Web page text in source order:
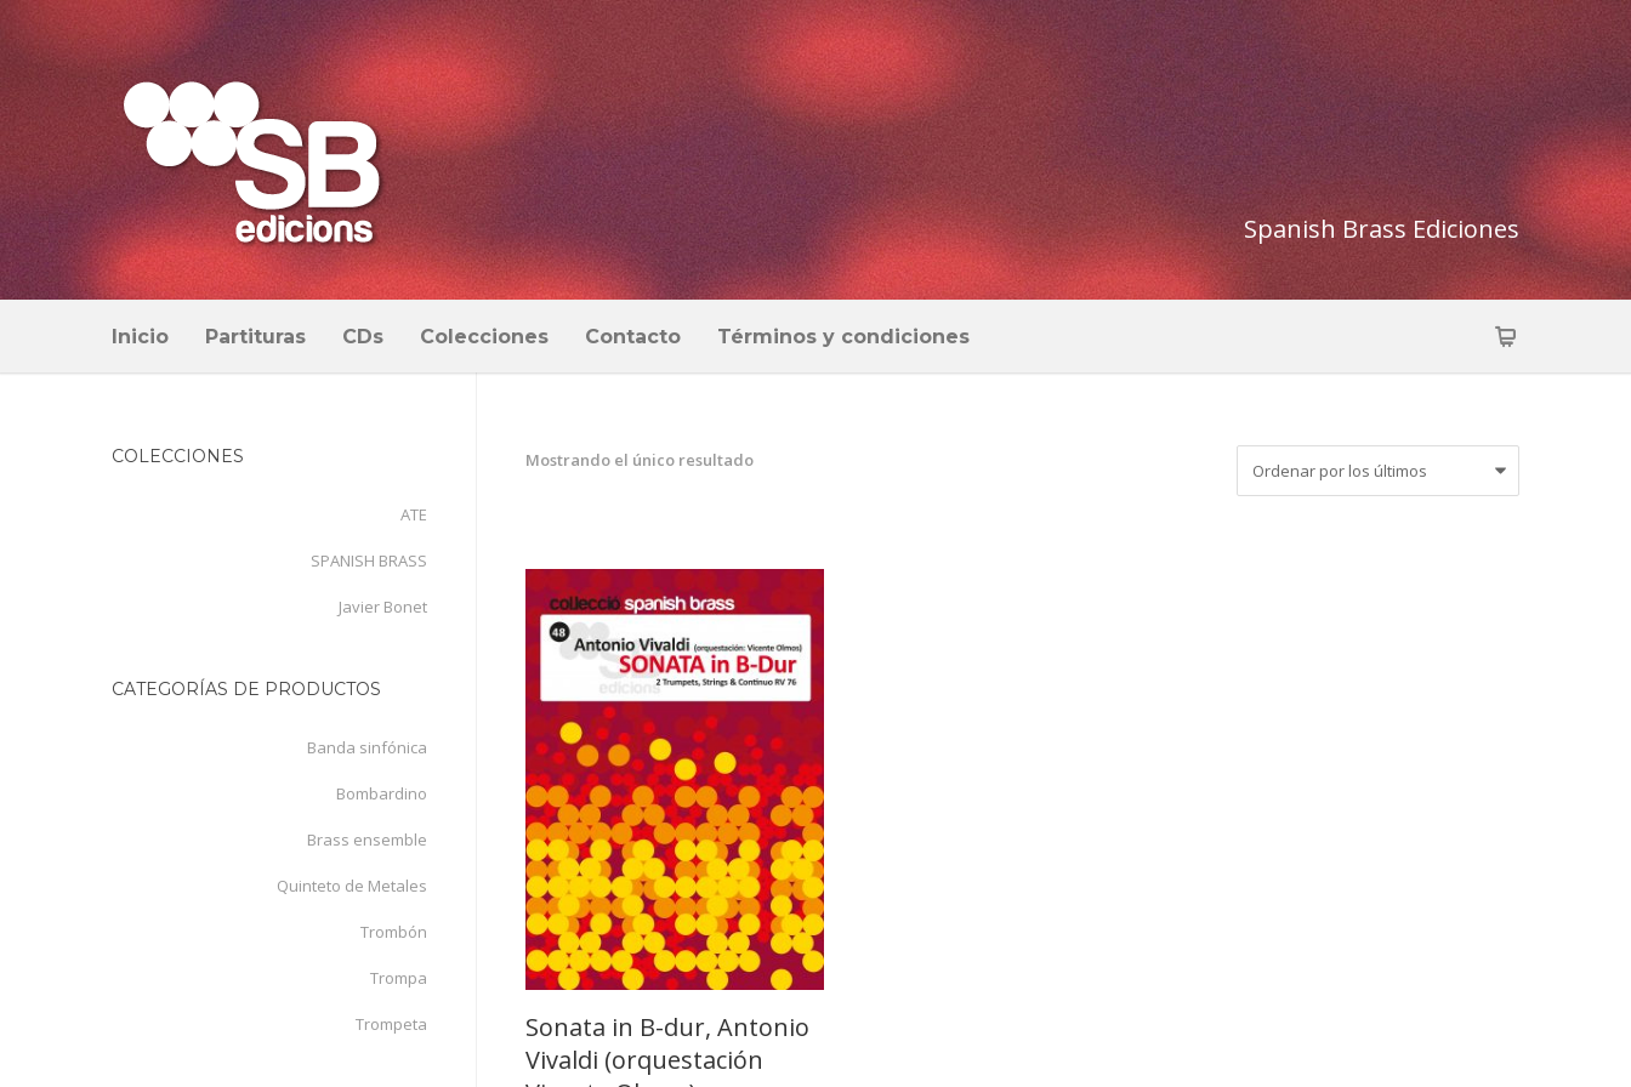
Spanish Brass Ediciones
Inicio Partituras CDs Colecciones Contacto Términos y condiciones
Mostrando el único resultado
Sonata in B-dur, Antonio
Vivaldi (orquestación
COLECCIONES
ATE
SPANISH BRASS
Javier Bonet
CATEGORÍAS DE PRODUCTOS
Banda sinfónica
Bombardino
Brass ensemble
Quinteto de Metales
Trombón
Trompa
Trompeta